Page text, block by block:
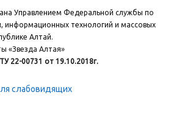
Управлением Федеральной службы по
информационных технологий и массовых
Алтай.
«Звезда Алтая»
22-00731 от 19.10.2018г.
слабовидящих